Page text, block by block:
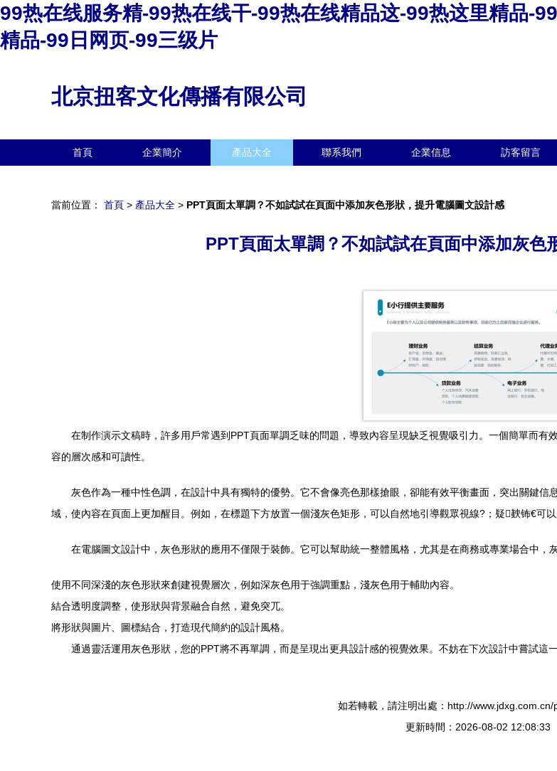
99热在线服务精-99热在线干-99热在线精品这-99热这里精品-
精品-99日网页-99三级片
北京扭客文化傳播有限公司
首頁 企業簡介 產品大全 聯系我們 企業信息 訪客留言
當前位置： 首頁 > 產品大全 > PPT頁面太單調？不如試試在頁面中添加灰色形狀，提升電腦圖文設計感
PPT頁面太單調？不如試試在頁面中添加灰色
在制作演示文稿時，許多用戶常遇到PPT頁面單調乏味的問題，導致內容呈現缺乏視覺吸引力。一個簡單而有
容的層次感和可讀性。
灰色作為一種中性色調，在設計中具有獨特的優勢。它不會像亮色那樣搶眼，卻能有效平衡畫面，突出關鍵信
域，使內容在頁面上更加醒目。例如，在標題下方放置一個淺灰色矩形，可以自然地引導觀眾視線?；疑螤钸€可以
在電腦圖文設計中，灰色形狀的應用不僅限于裝飾。它可以幫助統一整體風格，尤其是在商務或專業場合中
使用不同深淺的灰色形狀來創建視覺層次，例如深灰色用于強調重點，淺灰色用于輔助內容。
結合透明度調整，使形狀與背景融合自然，避免突兀。
將形狀與圖片、圖標結合，打造現代簡約的設計風格。
通過靈活運用灰色形狀，您的PPT將不再單調，而是呈現出更具設計感的視覺效果。不妨在下次設計中嘗試這一方
如若轉載，請注明出處：http://
更新時間：2026-08-02 12:08:33